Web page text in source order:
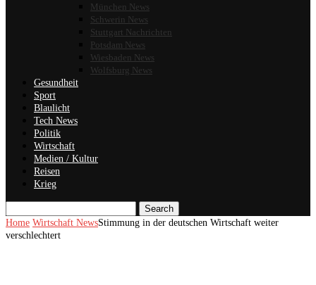
München News
Schwerin News
Stuttgart Nachrichten
Potsdam News
Wiesbaden News
Wolfsburg News
Gesundheit
Sport
Blaulicht
Tech News
Politik
Wirtschaft
Medien / Kultur
Reisen
Krieg
Search
Home Wirtschaft NewsStimmung in der deutschen Wirtschaft weiter
verschlechtert